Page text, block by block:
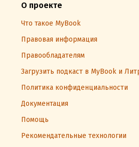
О проекте
Что такое MyBook
Правовая информация
Правообладателям
Загрузить подкаст в MyBook и
Политика конфиденциальности
Документация
Помощь
Рекомендательные технологии